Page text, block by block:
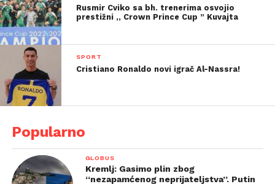
Rusmir Cviko sa bh. trenerima osvojio
prestižni ,, Crown Prince Cup ” Kuvajta
SPORT
Cristiano Ronaldo novi igrač Al-Nassra!
Popularno
GLOBUS
Kremlj: Gasimo plin zbog
“nezapamćenog neprijateljstva”. Putin